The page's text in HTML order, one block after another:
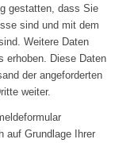
gestatten, dass Sie
sind und mit dem
Weitere Daten
erhoben. Diese Daten
der angeforderten
weiter.
auf Grundlage Ihrer